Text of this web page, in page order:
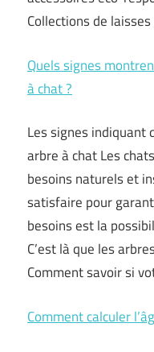
Collections de
Quels signes
à chat ?
Les signes indiquant
arbre à chat Les
besoins naturels et
satisfaire pour
besoins est la
C’est là que les
Comment savoir si
Comment calculer